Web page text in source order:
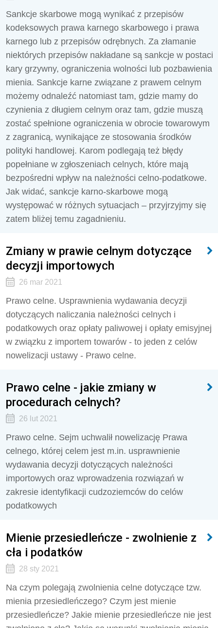
Sankcje skarbowe mogą wynikać z przepisów
kodeksowych prawa karnego skarbowego i prawa
karnego lub z przepisów odrębnych. Za złamanie
niektórych przepisów nakładane są sankcje w postaci
kary grzywny, ograniczenia wolności lub pozbawienia
mienia. Sankcje karne związane z prawem celnym
możemy odnaleźć natomiast tam, gdzie mamy do
czynienia z długiem celnym oraz tam, gdzie muszą
zostać spełnione ograniczenia w obrocie towarowym
z zagranicą, wynikające ze stosowania środków
polityki handlowej. Karom podlegają też błędy
popełniane w zgłoszeniach celnych, które mają
bezpośredni wpływ na należności celno-podatkowe.
Jak widać, sankcje karno-skarbowe mogą
występować w różnych sytuacjach – przyjrzyjmy się
zatem bliżej temu zagadnieniu.
Zmiany w prawie celnym dotyczące
decyzji importowych
26 mar 2021
Prawo celne. Usprawnienia wydawania decyzji
dotyczących naliczania należności celnych i
podatkowych oraz opłaty paliwowej i opłaty emisyjnej
w związku z importem towarów - to jeden z celów
nowelizacji ustawy - Prawo celne.
Prawo celne - jakie zmiany w
procedurach celnych?
26 lut 2021
Prawo celne. Sejm uchwalił nowelizację Prawa
celnego, której celem jest m.in. usprawnienie
wydawania decyzji dotyczących należności
importowych oraz wprowadzenia rozwiązań w
zakresie identyfikacji cudzoziemców do celów
podatkowych
Mienie przesiedleńcze - zwolnienie z
cła i podatków
28 sty 2021
Na czym polegają zwolnienia celne dotyczące tzw.
mienia przesiedleńczego? Czym jest mienie
przesiedleńcze? Jakie mienie przesiedleńcze nie jest